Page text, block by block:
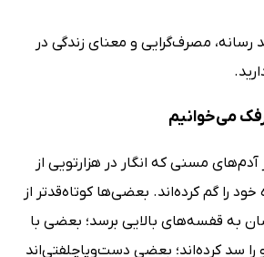
رسانه، مصرف‌گرایی و معنای زندگی در
می‌خوانیم
مسنی که انگار در هزارتویی از
خود را گم کرده‌اند. بعضی‌ها کوتاه‌قدتر از
به قفسه‌های بالایی برسد؛ بعضی با
سد کرده‌اند؛ بعضی دست‌و‌پا‌چلفتی‌اند